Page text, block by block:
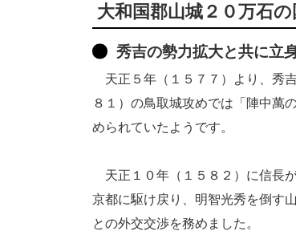
大和国郡山城２０万石
秀吉の勢力拡大と共に立
天正５年（１５７７）より、秀
８１）の鳥取城攻めでは「陣中萬
められていたようです。
天正１０年（１５８２）に信長
京都に駆け戻り、明智光秀を倒す
との外交交渉を務めました。